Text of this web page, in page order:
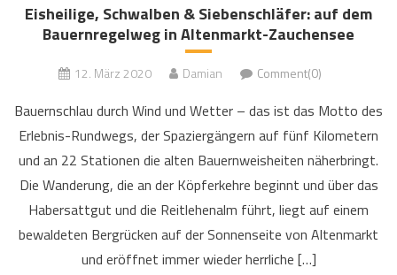
Eisheilige, Schwalben & Siebenschläfer: auf dem
Bauernregelweg in Altenmarkt-Zauchensee
12. März 2020 Damian Comment(0)
Bauernschlau durch Wind und Wetter – das ist das Motto des
Erlebnis-Rundwegs, der Spaziergängern auf fünf Kilometern
und an 22 Stationen die alten Bauernweisheiten näherbringt.
Die Wanderung, die an der Köpferkehre beginnt und über das
Habersattgut und die Reitlehenalm führt, liegt auf einem
bewaldeten Bergrücken auf der Sonnenseite von Altenmarkt
und eröffnet immer wieder herrliche […]